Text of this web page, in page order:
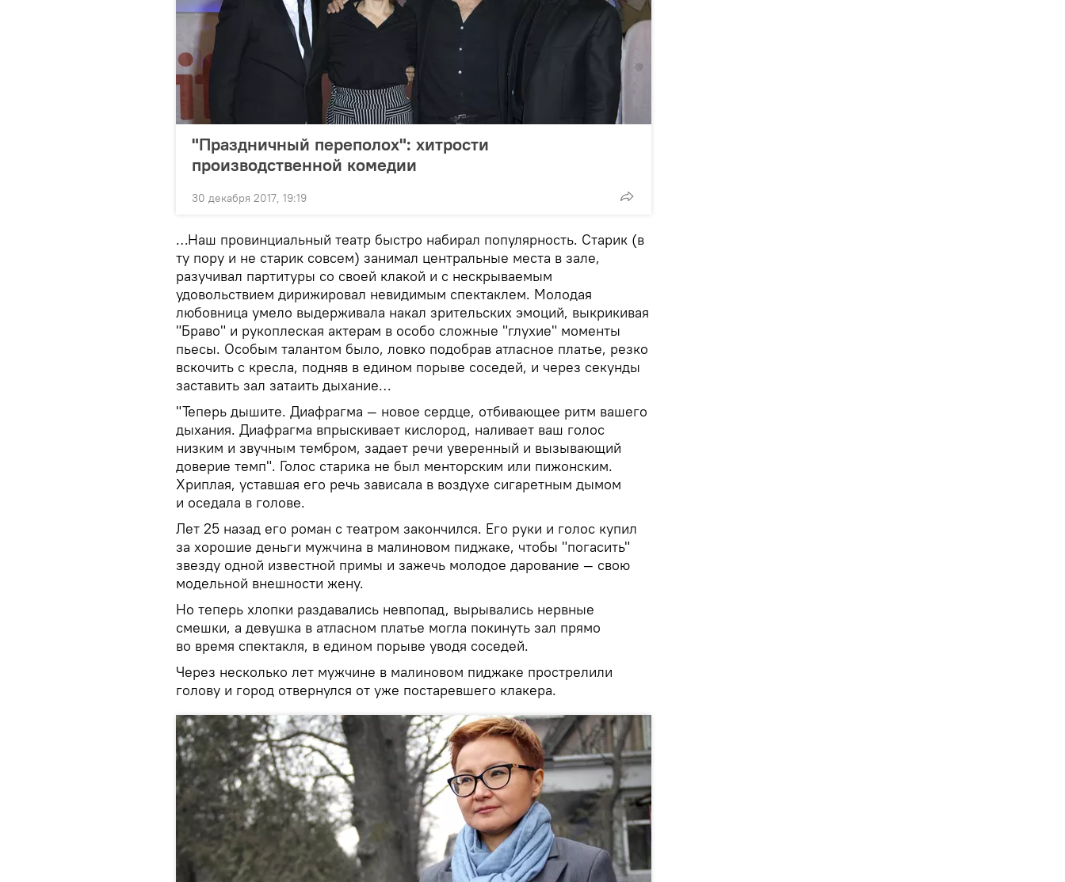
"Праздничный переполох": хитрости
производственной комедии
30 декабря 2017, 19:19
…Наш провинциальный театр быстро набирал популярность. Старик (в
ту пору и не старик совсем) занимал центральные места в зале,
разучивал партитуры со своей клакой и с нескрываемым
удовольствием дирижировал невидимым спектаклем. Молодая
любовница умело выдерживала накал зрительских эмоций, выкрикивая
"Браво" и рукоплеская актерам в особо сложные "глухие" моменты
пьесы. Особым талантом было, ловко подобрав атласное платье, резко
вскочить с кресла, подняв в едином порыве соседей, и через секунды
заставить зал затаить дыхание…
"Теперь дышите. Диафрагма — новое сердце, отбивающее ритм вашего
дыхания. Диафрагма впрыскивает кислород, наливает ваш голос
низким и звучным тембром, задает речи уверенный и вызывающий
доверие темп". Голос старика не был менторским или пижонским.
Хриплая, уставшая его речь зависала в воздухе сигаретным дымом
и оседала в голове.
Лет 25 назад его роман с театром закончился. Его руки и голос купил
за хорошие деньги мужчина в малиновом пиджаке, чтобы "погасить"
звезду одной известной примы и зажечь молодое дарование — свою
модельной внешности жену.
Но теперь хлопки раздавались невпопад, вырывались нервные
смешки, а девушка в атласном платье могла покинуть зал прямо
во время спектакля, в едином порыве уводя соседей.
Через несколько лет мужчине в малиновом пиджаке прострелили
голову и город отвернулся от уже постаревшего клакера.